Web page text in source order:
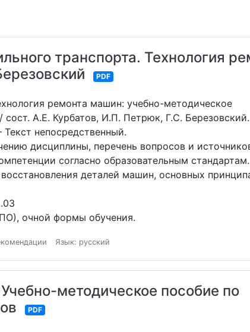
транспорта. Технология
PDF
ремонта машин: учебно-методическое
А.Е. Курбатов, И.П. Петрюк, Г.С.
непосредственный.
дисциплины, перечень вопросов и
согласно образовательным стандартам.
деталей машин, основных
очной формы обучения.
Язык: русский
методическое пособие по
PDF